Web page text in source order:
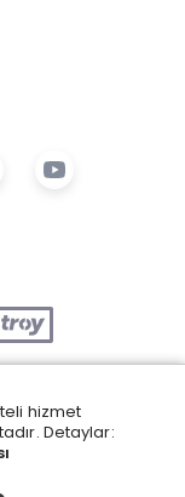
hizmet
Detaylar: